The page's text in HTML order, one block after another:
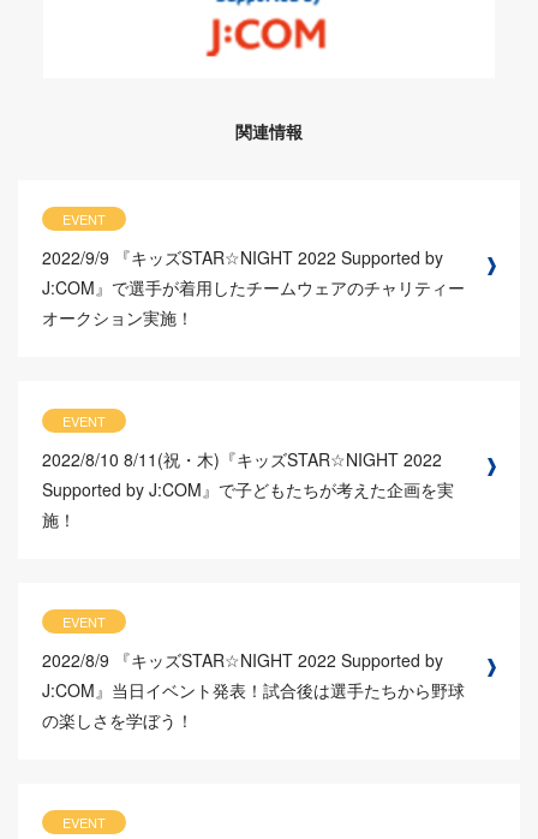
関連情報
EVENT
2022/9/9
『キッズSTAR☆NIGHT 2022 Supported by
J:COM』で選手が着用したチームウェアのチャリティー
オークション実施！
EVENT
2022/8/10 8/11(祝・木)『キッズSTAR☆NIGHT 2022
Supported by J:COM』で子どもたちが考えた企画を実
施！
EVENT
2022/8/9
『キッズSTAR☆NIGHT 2022 Supported by
J:COM』当日イベント発表！試合後は選手たちから野球
の楽しさを学ぼう！
EVENT